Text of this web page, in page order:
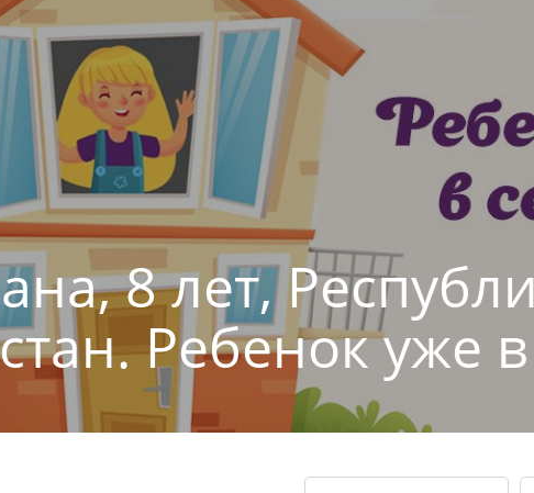
8 лет,
Ребенок уже